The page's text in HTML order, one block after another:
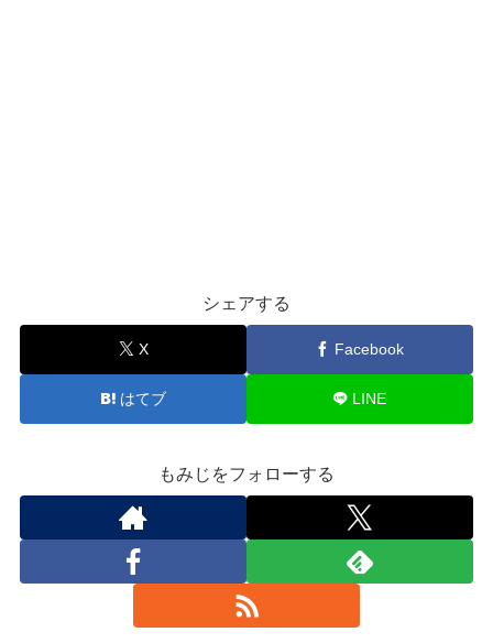
シェアする
X Facebook
はてブ LINE
もみじをフォローする